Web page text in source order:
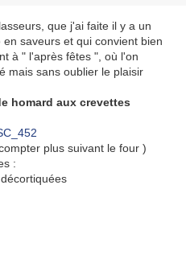
que j'ai faite il y a un
saveurs et qui convient bien
à " l'après fêtes ", où l'on
mais sans oublier le plaisir
homard aux crevettes
plus suivant le four )
: